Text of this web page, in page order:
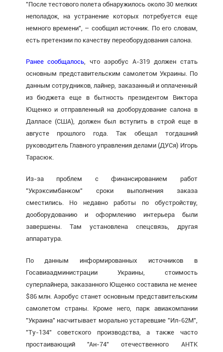
"После тестового полета обнаружилось около 30 мелких
неполадок, на устранение которых потребуется еще
немного времени", – сообщил источник. По его словам,
есть претензии по качеству переоборудования салона.
Ранее сообщалось, что аэробус А-319 должен стать
основным представительским самолетом Украины. По
данным сотрудников, лайнер, заказанный и оплаченный
из бюджета еще в бытность президентом Виктора
Ющенкои отправленный на дооборудование салона в
Далласе (США), должен был вступить в строй еще в
августе прошлого года. Так обещал тогдашний
руководитель Главного управления делами (ДУСя) Игорь
Тарасюк.
Из-за проблем с финансированием работ
"Укрэксимбанком" сроки выполнения заказа
сместились. Но недавно работы по обустройству,
дооборудованию и оформлению интерьера были
завершены. Там установлена спецсвязь, другая
аппаратура.
По данным информированных источников в
Госавиаадминистрации Украины, стоимость
суперлайнера, заказанного Ющенко составила не менее
$86 млн. Аэробус станет основным представительским
самолетом страны. Кроме него, парк авиакомпании
"Украина" насчитывает морально устаревшие "Ил-62М",
"Ту-134" советского производства, а также часто
простаивающий "Ан-74" отечественного АНТК